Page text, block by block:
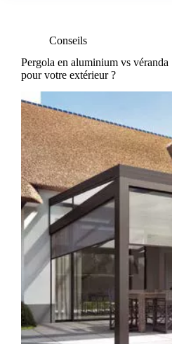
Conseils
Pergola en aluminium vs
pour votre extérieur ?